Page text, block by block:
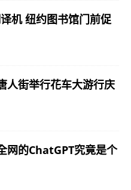
机 纽约图书馆门前促
人街举行花车大游行庆
网的ChatGPT究竟是个